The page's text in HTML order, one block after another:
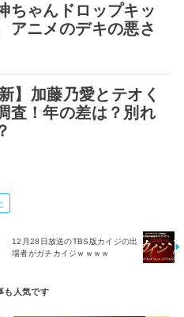
ちゃんドロップキッ
アニメのデキの悪さ
】加藤乃愛とテオく
査！年の差は？別れ
12月28日放送のTBS版カイジの出
場者がガチカイジｗｗｗｗ